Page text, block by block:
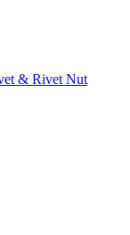
& Rivet Nut